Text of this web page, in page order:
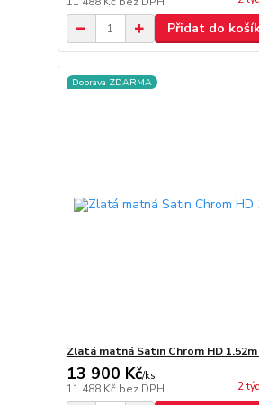
Přidat do
Doprava ZDARMA
Zlatá matná Satin Chrom HD 1.52m
13 900 Kč/ks
11 488 Kč bez DPH 2